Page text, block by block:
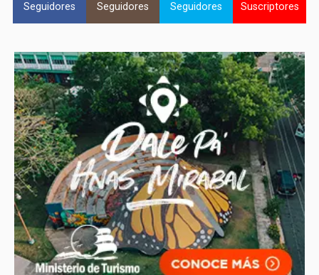
Seguidores
Seguidores
Seguidores
Suscriptores